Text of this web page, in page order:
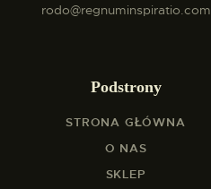
rodo@regnuminspiratio.com
Podstrony
STRONA GŁÓWNA
O NAS
SKLEP